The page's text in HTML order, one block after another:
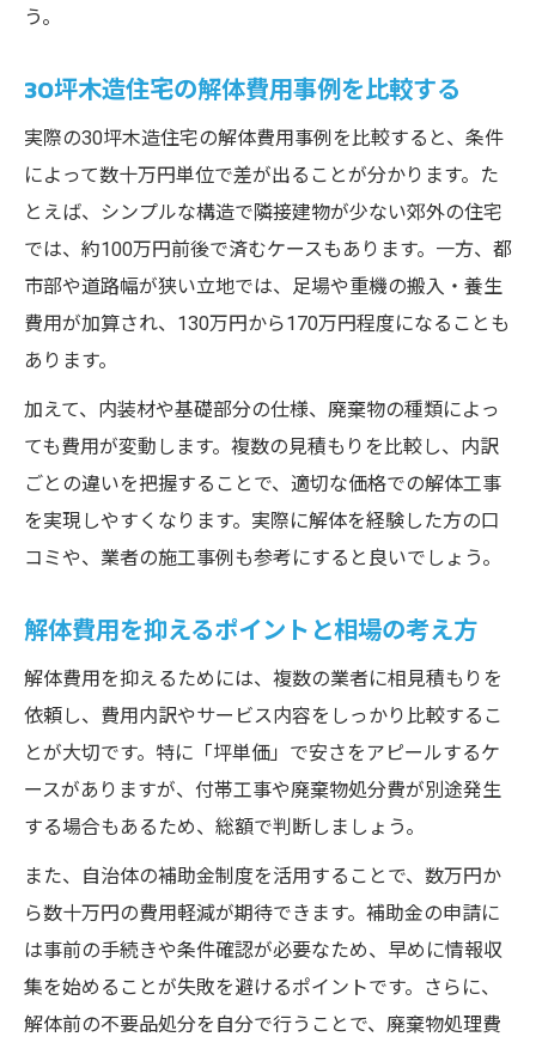
う。
30坪木造住宅の解体費用事例を比較する
実際の30坪木造住宅の解体費用事例を比較すると、条件
によって数十万円単位で差が出ることが分かります。た
とえば、シンプルな構造で隣接建物が少ない郊外の住宅
では、約100万円前後で済むケースもあります。一方、都
市部や道路幅が狭い立地では、足場や重機の搬入・養生
費用が加算され、130万円から170万円程度になることも
あります。
加えて、内装材や基礎部分の仕様、廃棄物の種類によっ
ても費用が変動します。複数の見積もりを比較し、内訳
ごとの違いを把握することで、適切な価格での解体工事
を実現しやすくなります。実際に解体を経験した方の口
コミや、業者の施工事例も参考にすると良いでしょう。
解体費用を抑えるポイントと相場の考え方
解体費用を抑えるためには、複数の業者に相見積もりを
依頼し、費用内訳やサービス内容をしっかり比較するこ
とが大切です。特に「坪単価」で安さをアピールするケ
ースがありますが、付帯工事や廃棄物処分費が別途発生
する場合もあるため、総額で判断しましょう。
また、自治体の補助金制度を活用することで、数万円か
ら数十万円の費用軽減が期待できます。補助金の申請に
は事前の手続きや条件確認が必要なため、早めに情報収
集を始めることが失敗を避けるポイントです。さらに、
解体前の不要品処分を自分で行うことで、廃棄物処理費